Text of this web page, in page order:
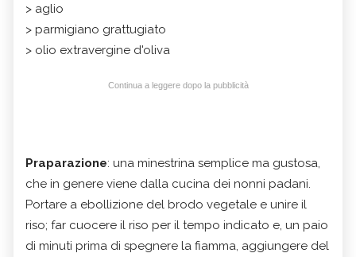
> aglio
> parmigiano grattugiato
> olio extravergine d'oliva
Continua a leggere dopo la pubblicità
Praparazione: una minestrina semplice ma gustosa,
che in genere viene dalla cucina dei nonni padani.
Portare a ebollizione del brodo vegetale e unire il
riso; far cuocere il riso per il tempo indicato e, un paio
di minuti prima di spegnere la fiamma, aggiungere del